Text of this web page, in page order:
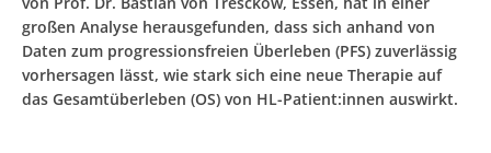
großen Analyse herausgefunden, dass sich anhand von
Daten zum progressionsfreien Überleben (PFS) zuverlässig
vorhersagen lässt, wie stark sich eine neue Therapie auf
das Gesamtüberleben (OS) von HL-Patient:innen auswirkt.